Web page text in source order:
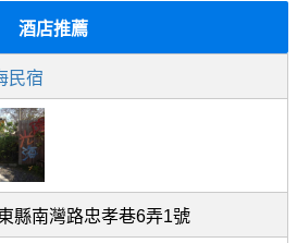
酒店推薦
民宿
縣南灣路忠孝巷6弄1號